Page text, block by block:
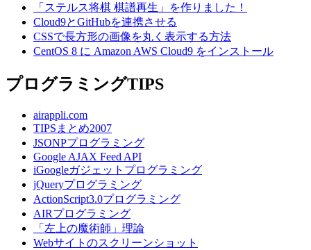
「ステルス将棋 棋譜再生」を作りました！
Cloud9とGitHubを連携させる
CSSで長方形の画像を丸く表示する方法
CentOS 8 に Amazon AWS Cloud9 をインストール
プログラミングTIPS
airappli.com
TIPSまとめ2007
JSONPプログラミング
Google AJAX Feed API
iGoogleガジェットプログラミング
jQueryプログラミング
ActionScript3.0プログラミング
AIRプログラミング
「左上の魔術師」理論
Webサイトのスクリーンショット